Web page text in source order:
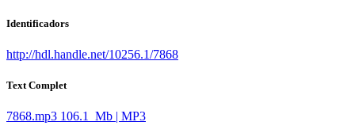
Identificadors
http://hdl.handle.net/10256.1/7868
Text Complet
7868.mp3 106.1 Mb | MP3